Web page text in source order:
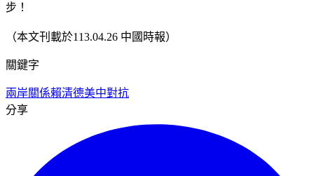
步！
（本文刊載於113.04.26 中國時報）
關鍵字
兩岸關係賴清德美中對抗
分享